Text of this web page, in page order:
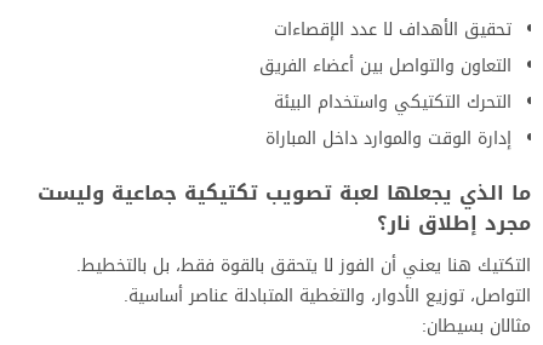
تحقيق الأهداف لا عدد الإقصاءات
التعاون والتواصل بين أعضاء الفريق
التحرك التكتيكي واستخدام البيئة
إدارة الوقت والموارد داخل المباراة
ما الذي يجعلها لعبة تصويب تكتيكية جماعية وليست
مجرد إطلاق نار؟
التكتيك هنا يعني أن الفوز لا يتحقق بالقوة فقط، بل بالتخطيط.
التواصل، توزيع الأدوار، والتغطية المتبادلة عناصر أساسية.
مثالان بسيطان: